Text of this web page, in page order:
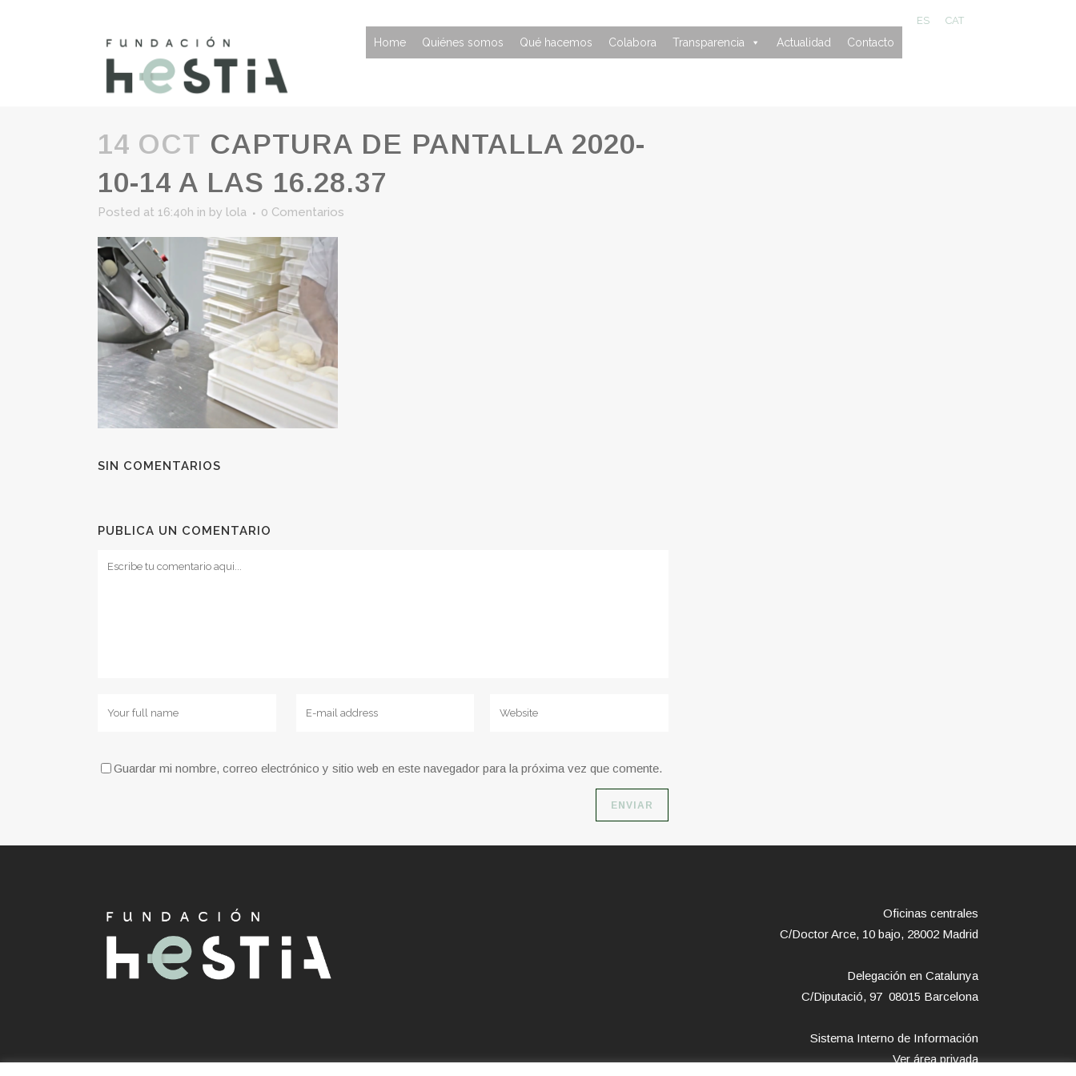
ES CAT
Home Quiénes somos Qué hacemos Colabora Transparencia Actualidad Contacto
14 OCT CAPTURA DE PANTALLA 2020-
10-14 A LAS 16.28.37
Posted at 16:40h in by lola 0 Comentarios
SIN COMENTARIOS
PUBLICA UN COMENTARIO
Guardar mi nombre, correo electrónico y sitio web en este navegador para la próxima vez que comente.
Oficinas centrales
C/Doctor Arce, 10 bajo, 28002 Madrid
Delegación en Catalunya
C/Diputació, 97 08015 Barcelona
Sistema Interno de Información
Ver área privada